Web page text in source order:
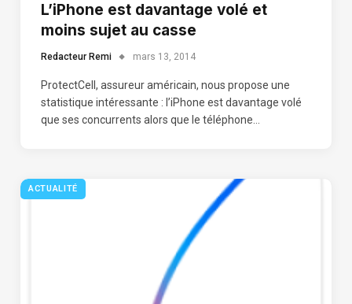
L’iPhone est davantage volé et
moins sujet au casse
Redacteur Remi mars 13, 2014
ProtectCell, assureur américain, nous propose une
statistique intéressante : l’iPhone est davantage volé
que ses concurrents alors que le téléphone…
ACTUALITÉ